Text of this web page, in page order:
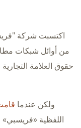
اكتسبت شركة
من أوائل شبكات
حقوق العلامة
ولكن عندما
اللفظية «فريسبي»